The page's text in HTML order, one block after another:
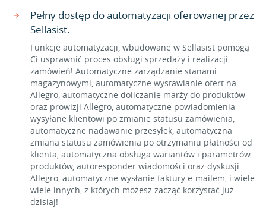
Pełny dostęp do automatyzacji oferowanej przez
Sellasist.
Funkcje automatyzacji, wbudowane w Sellasist pomogą
Ci usprawnić proces obsługi sprzedaży i realizacji
zamówień! Automatyczne zarządzanie stanami
magazynowymi, automatyczne wystawianie ofert na
Allegro, automatyczne doliczanie marży do produktów
oraz prowizji Allegro, automatyczne powiadomienia
wysyłane klientowi po zmianie statusu zamówienia,
automatyczne nadawanie przesyłek, automatyczna
zmiana statusu zamówienia po otrzymaniu płatności od
klienta, automatyczna obsługa wariantów i parametrów
produktów, autoresponder wiadomości oraz dyskusji
Allegro, automatyczne wysłanie faktury e-mailem, i wiele
wiele innych, z których możesz zacząć korzystać już
dzisiaj!